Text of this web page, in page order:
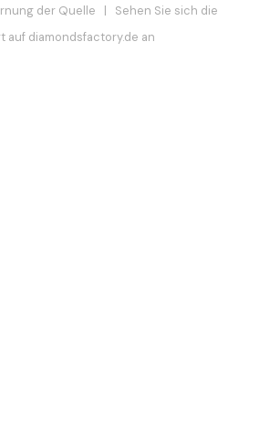
der Quelle | Sehen Sie sich die
auf diamondsfactory.de an